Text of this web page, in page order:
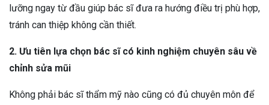
lưỡng ngay từ đầu giúp bác sĩ đưa ra hướng điều trị phù hợp,
tránh can thiệp không cần thiết.
2. Ưu tiên lựa chọn bác sĩ có kinh nghiệm chuyên sâu về
chỉnh sửa mũi
Không phải bác sĩ thẩm mỹ nào cũng có đủ chuyên môn để